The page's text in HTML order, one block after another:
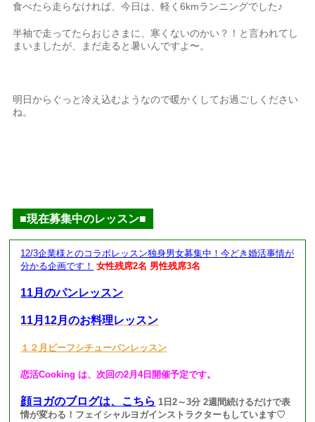
食べたら走らなければ、今日は、軽く6kmランニングでした♪
半袖で走ってたらおじさまに、寒くないのかい？！と言われてし
まいましたが、まだ走ると暑いんですよ〜。
明日からぐっと冷え込むようなので暖かくしてお過ごしください
ね。
■現在募集中のレッスン■
12/3企業様とのコラボレッスン独身男女募集中！今どき婚活事情が
分かる企画です！
女性残席2名 男性残席3名
11月のパンレッスン
11月12月のお料理レッスン
１２月ビーフシチューパンレッスン
恋活Cooking は、次回の2月4日開催予定です。
顔ヨガのブログは、こちら 1日2～3分 2週間続けるだけで表
情が変わる！フェイシャルヨガインストラクターもしています♡